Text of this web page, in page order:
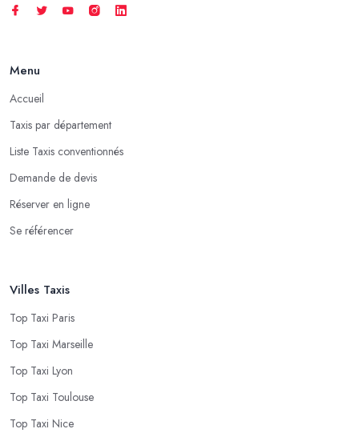
Menu
Accueil
Taxis par département
Liste Taxis conventionnés
Demande de devis
Réserver en ligne
Se référencer
Villes Taxis
Top Taxi Paris
Top Taxi Marseille
Top Taxi Lyon
Top Taxi Toulouse
Top Taxi Nice